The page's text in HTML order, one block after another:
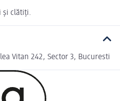
și clătiți.
Vitan 242, Sector 3, Bucuresti